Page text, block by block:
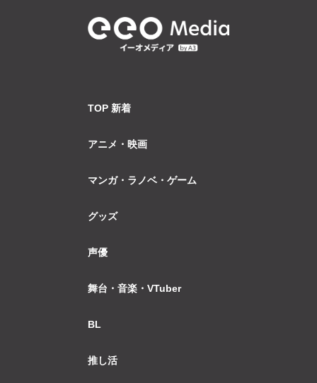
TOP 新着
アニメ・映画
マンガ・ラノベ・ゲーム
グッズ
声優
舞台・音楽・VTuber
BL
推し活